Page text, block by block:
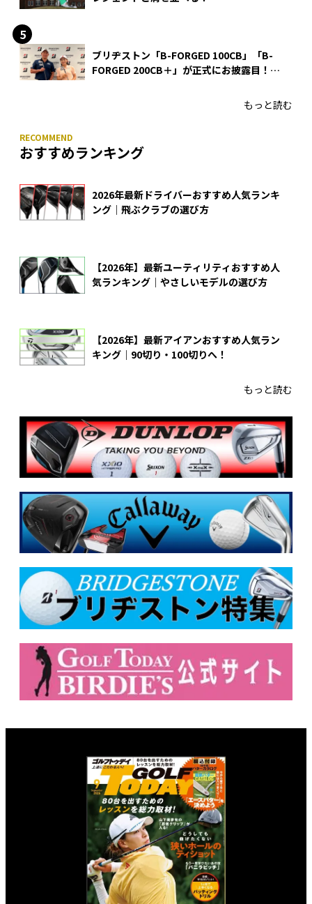
ブリヂストン「B-FORGED 100CB」「B-
FORGED 200CB＋」が正式にお披露目！
もっと読む
おすすめランキング
2026年最新ドライバーおすすめ人気ランキ
ング｜飛ぶクラブの選び方
【2026年】最新ユーティリティおすすめ人
気ランキング｜やさしいモデルの選び方
【2026年】最新アイアンおすすめ人気ラン
キング｜90切り・100切りへ！
もっと読む